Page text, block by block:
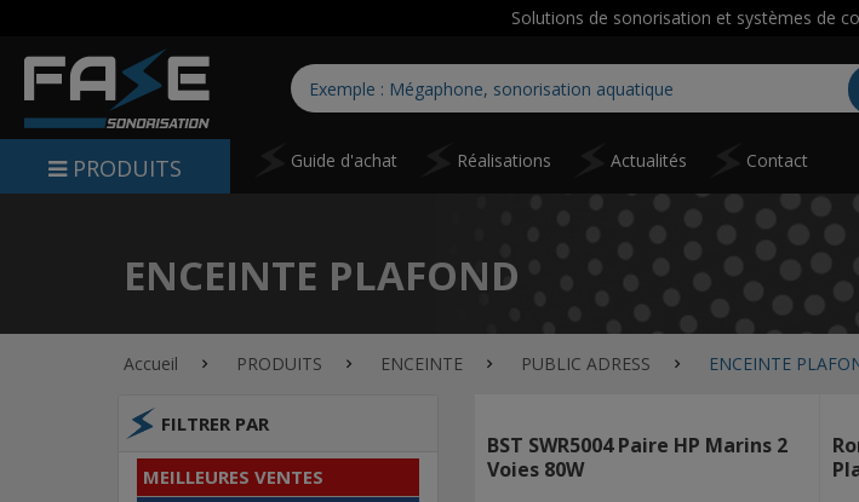
Solutions de sonorisation et systèmes de
PRODUITS Guide d'achat Réalisations Actualités Contact
ENCEINTE PLAFOND
Accueil PRODUITS ENCEINTE PUBLIC ADRESS ENCEINTE
FILTRER PAR
MEILLEURES VENTES
BST SWR5004 Paire HP Marins 2
Voies 80W